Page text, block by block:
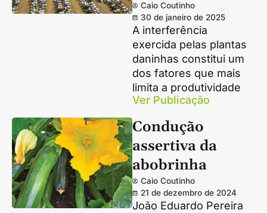
Caio Coutinho
30 de janeiro de 2025
A interferência
exercida pelas plantas
daninhas constitui um
dos fatores que mais
limita a produtividade
Ver Publicação
Condução
assertiva da
abobrinha
Caio Coutinho
21 de dezembro de 2024
João Eduardo Pereira